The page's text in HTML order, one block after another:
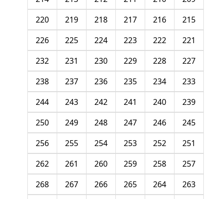
215
216
217
218
219
220
221
222
223
224
225
226
227
228
229
230
231
232
233
234
235
236
237
238
239
240
241
242
243
244
245
246
247
248
249
250
251
252
253
254
255
256
257
258
259
260
261
262
263
264
265
266
267
268